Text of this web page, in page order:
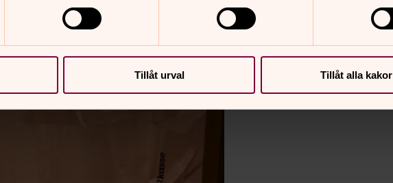
Tillåt urval Tillåt alla kakor